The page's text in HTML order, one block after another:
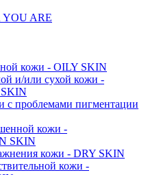
YOU ARE
кожи - OILY SKIN
и/или сухой кожи -
с проблемами пигментации
кожи -
SKIN
кожи - DRY SKIN
кожи -